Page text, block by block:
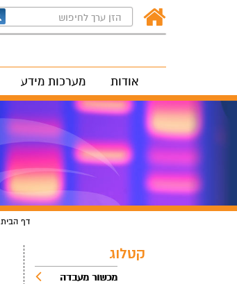
אודות מערכות מידע
דף הבית
קטלוג
מכשור מעבדה